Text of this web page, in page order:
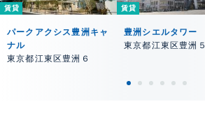
賃貸
パークアクシス豊洲キャ
ナル
東京都江東区豊洲６
賃貸
豊洲シエルタワー
東京都江東区豊洲５